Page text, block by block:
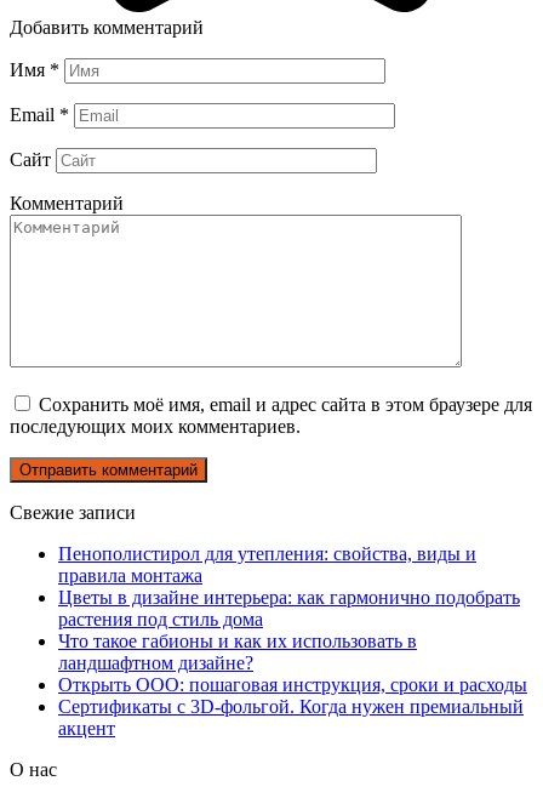
Добавить комментарий
Имя *
Email *
Сайт
Комментарий
Сохранить моё имя, email и адрес сайта в этом браузере для
последующих моих комментариев.
Свежие записи
Пенополистирол для утепления: свойства, виды и
правила монтажа
Цветы в дизайне интерьера: как гармонично подобрать
растения под стиль дома
Что такое габионы и как их использовать в
ландшафтном дизайне?
Открыть ООО: пошаговая инструкция, сроки и расходы
Сертификаты с 3D-фольгой. Когда нужен премиальный
акцент
О нас